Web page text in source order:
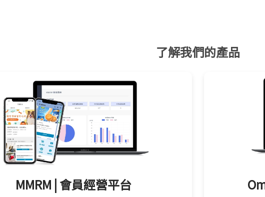
了解我們的產品
MMRM | 會員經營平台